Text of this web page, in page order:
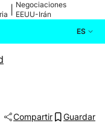
Negociaciones
EEUU-Irán
ES
Compartir Guardar